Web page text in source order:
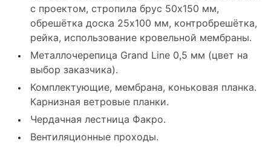
с проектом, стропила брус 50x150 мм,
обрешётка доска 25x100 мм, контробрешётка,
рейка, использование кровельной мембраны.
Металлочерепица Grand Line 0,5 мм (цвет на
выбор заказчика).
Комплектующие, мембрана, коньковая планка.
Карнизная ветровые планки.
Чердачная лестница Факро.
Вентиляционные проходы.